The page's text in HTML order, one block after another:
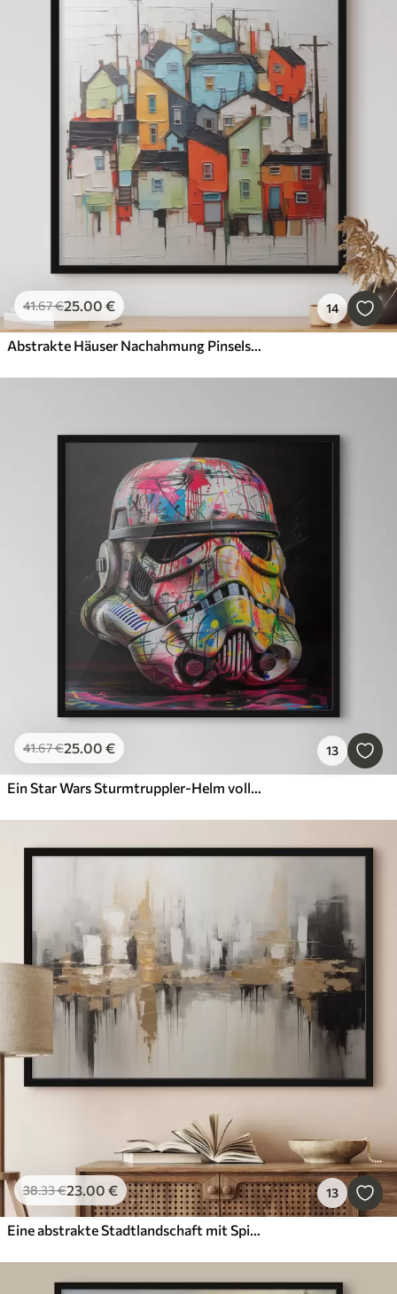
41.67€25.00 € 14
Abstrakte Häuser Nachahmung Pinselstrich
41.67€25.00 € 13
Ein Star Wars Sturmtruppler-Helm voller lebendiger Street Art und Graffiti
38.33€23.00 € 13
Eine abstrakte Stadtlandschaft mit Spiegelungen von Gebäuden im Wasser, erstellt in neutralen Tönen mit Akzenten von warmen Farbtönen